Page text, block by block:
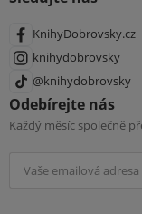
KnihyDobrovsky.cz
knihydobrovsky
@knihydobrovsky
Odebírejte nás
Každý měsíc společně